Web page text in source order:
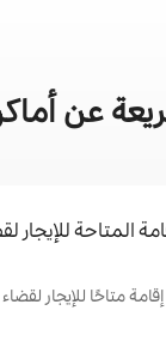
عن
المتاحة للإيجار
مكان إقامة متاحًا للإيجار